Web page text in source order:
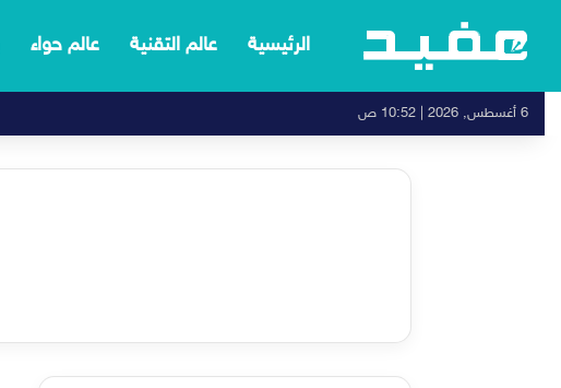
الرئيسية عالم التقنية عالم حواء
6 أغسطس, 2026 | 10:52 ص